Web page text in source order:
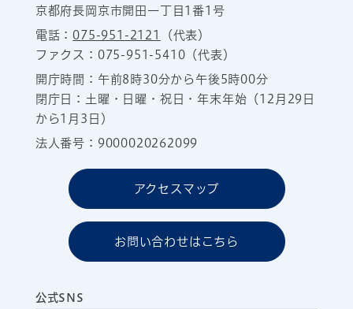
京都府長岡京市開田一丁目1番1号
電話：075-951-2121
（代表）
ファクス：075-951-5410（代表）
開庁時間：午前8時30分から午後5時00分
閉庁日：土曜・日曜・祝日・年末年始（12月29日
から1月3日）
法人番号：9000020262099
アクセスマップ
お問い合わせはこちら
公式SNS